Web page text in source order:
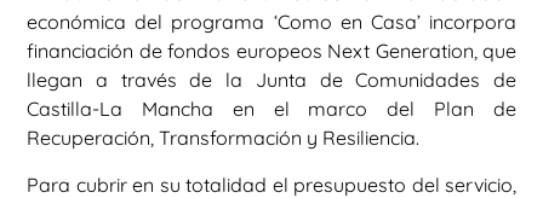
económica del programa ‘Como en Casa’ incorpora
financiación de fondos europeos Next Generation, que
llegan a través de la Junta de Comunidades de
Castilla-La Mancha en el marco del Plan de
Recuperación, Transformación y Resiliencia.
Para cubrir en su totalidad el presupuesto del servicio,